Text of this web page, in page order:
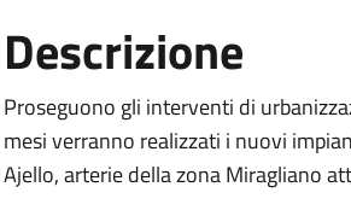
Descrizione
Proseguono gli interventi di
mesi verranno realizzati i nuovi
Ajello, arterie della zona Miragliano